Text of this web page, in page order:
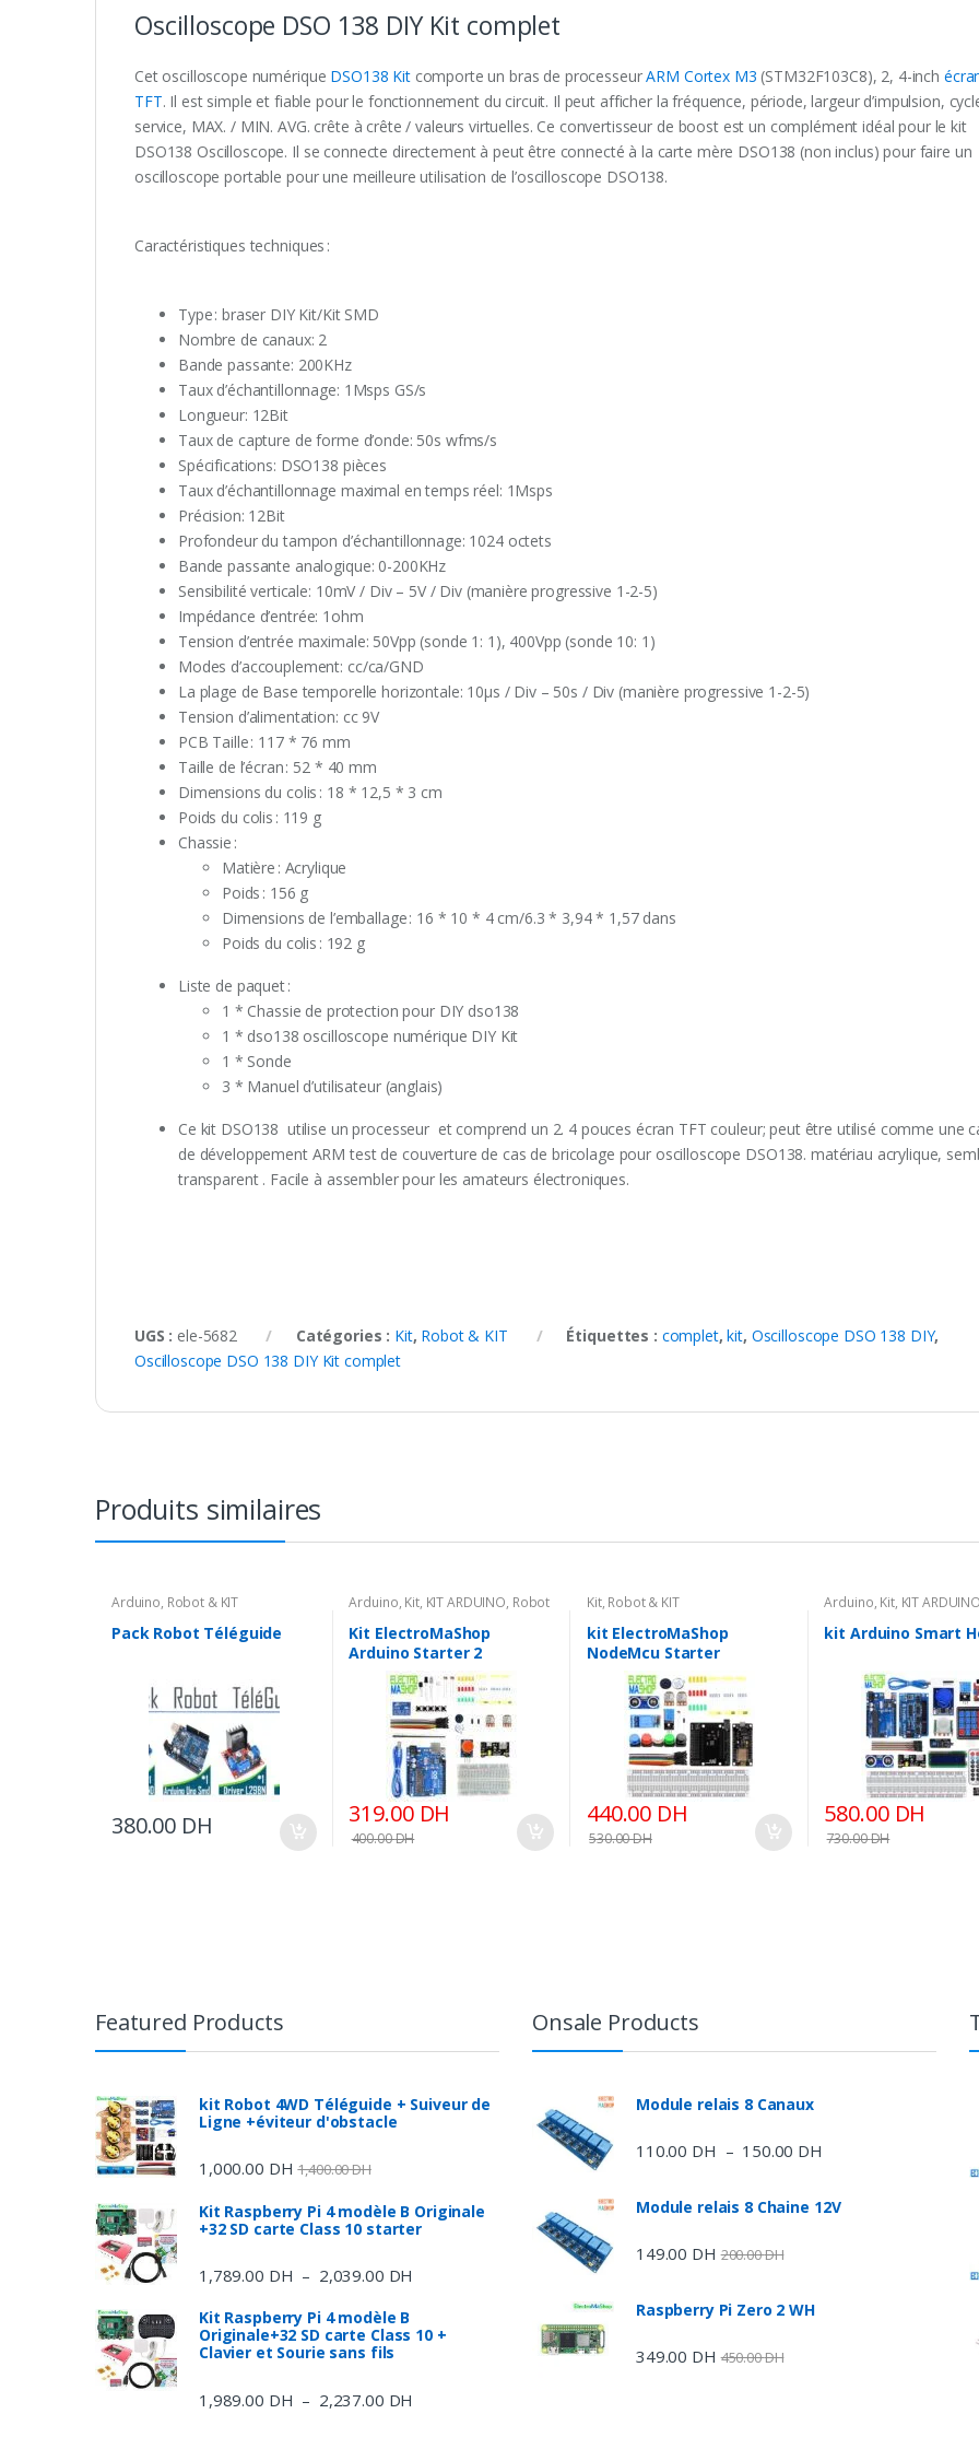
Oscilloscope DSO 138 DIY Kit complet
Cet oscilloscope numérique DSO138 Kitcomporte un bras de processeurARM Cortex M3 (STM32F103C8), 2, 4-inch
TFT. Il est simple et fiable pour le fonctionnement du circuit. Il peut afficher la fréquence, période, largeur d’impulsion,
service, MAX. / MIN. AVG. crête à crête / valeurs virtuelles. Ce convertisseur de boost est un complément idéal pour le kit
DSO138 Oscilloscope. Il se connecte directement à peut être connecté à la carte mère DSO138 (non inclus) pour faire un
oscilloscope portable pour une meilleure utilisation de l’oscilloscope DSO138.
Caractéristiques techniques :
Type : braser DIY Kit/Kit SMD
Nombre de canaux: 2
Bande passante: 200KHz
Taux d’échantillonnage: 1Msps GS/s
Longueur: 12Bit
Taux de capture de forme d’onde: 50s wfms/s
Spécifications: DSO138 pièces
Taux d’échantillonnage maximal en temps réel: 1Msps
Précision: 12Bit
Profondeur du tampon d’échantillonnage: 1024 octets
Bande passante analogique: 0-200KHz
Sensibilité verticale: 10mV / Div – 5V / Div (manière progressive 1-2-5)
Impédance d’entrée: 1ohm
Tension d’entrée maximale: 50Vpp (sonde 1: 1), 400Vpp (sonde 10: 1)
Modes d’accouplement: cc/ca/GND
La plage de Base temporelle horizontale: 10μs / Div – 50s / Div (manière progressive 1-2-5)
Tension d’alimentation: cc 9V
PCB Taille : 117 * 76 mm
Taille de l’écran : 52 * 40 mm
Dimensions du colis : 18 * 12,5 * 3 cm
Poids du colis : 119 g
Chassie :
Matière : Acrylique
Poids : 156 g
Dimensions de l’emballage : 16 * 10 * 4 cm/6.3 * 3,94 * 1,57 dans
Poids du colis : 192 g
Liste de paquet :
1 * Chassie de protection pour DIY dso138
1 * dso138 oscilloscope numérique DIY Kit
1 * Sonde
3 * Manuel d’utilisateur (anglais)
Ce kit DSO138 utilise un processeur et comprend un 2. 4 pouces écran TFT couleur; peut être utilisé comme une
de développement ARM test de couverture de cas de bricolage pour oscilloscope DSO138. matériau acrylique,
transparent . Facile à assembler pour les amateurs électroniques.
UGS : ele-5682 Catégories : Kit, Robot & KIT Étiquettes : complet,kit, Oscilloscope DSO 138 DIY,
Oscilloscope DSO 138 DIY Kit complet
Produits similaires
Arduino, Robot & KIT
Pack Robot Téléguide
380.00 DH
Arduino, Kit, KIT ARDUINO, Robot
Kit ElectroMaShop
Arduino Starter 2
319.00 DH
400.00DH
Kit, Robot & KIT
kit ElectroMaShop
NodeMcu Starter
440.00 DH
530.00DH
Arduino, Kit, KIT ARDUINO
kit Arduino Smart
580.00 DH
730.00DH
Featured Products
kit Robot 4WD Téléguide + Suiveur de
Ligne +éviteur d'obstacle
1,000.00 DH 1,400.00DH
Kit Raspberry Pi 4 modèle B Originale
+32 SD carte Class 10 starter
1,789.00 DH – 2,039.00 DH
prix :
Kit Raspberry Pi 4 modèle B
Originale+32 SD carte Class 10 +
Clavier et Sourie sans fils
1,989.00 DH – 2,237.00 DH
Onsale Products
Module relais 8 Canaux
110.00 DH – 150.00 DH
prix :
Module relais 8 Chaine 12V
149.00 DH 200.00DH
Raspberry Pi Zero 2 WH
349.00 DH 450.00DH